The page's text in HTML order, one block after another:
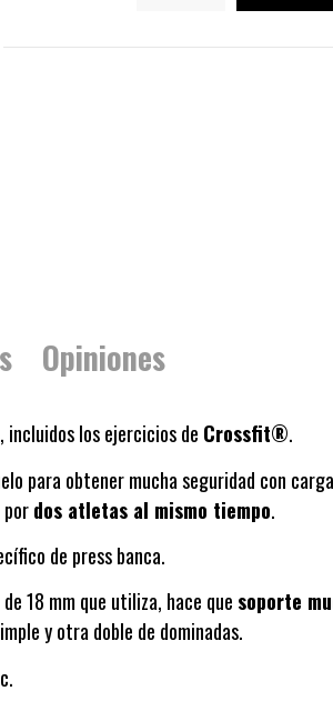
Opiniones
, incluidos los ejercicios de Crossfit®.
para obtener mucha seguridad con
dos atletas al mismo tiempo.
de press banca.
18 mm que utiliza, hace que soporte
y otra doble de dominadas.